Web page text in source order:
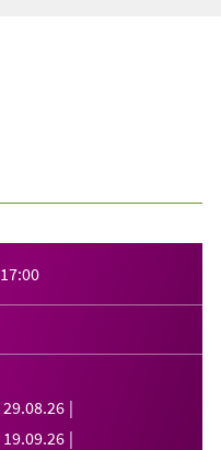
17:00
29.08.26
19.09.26